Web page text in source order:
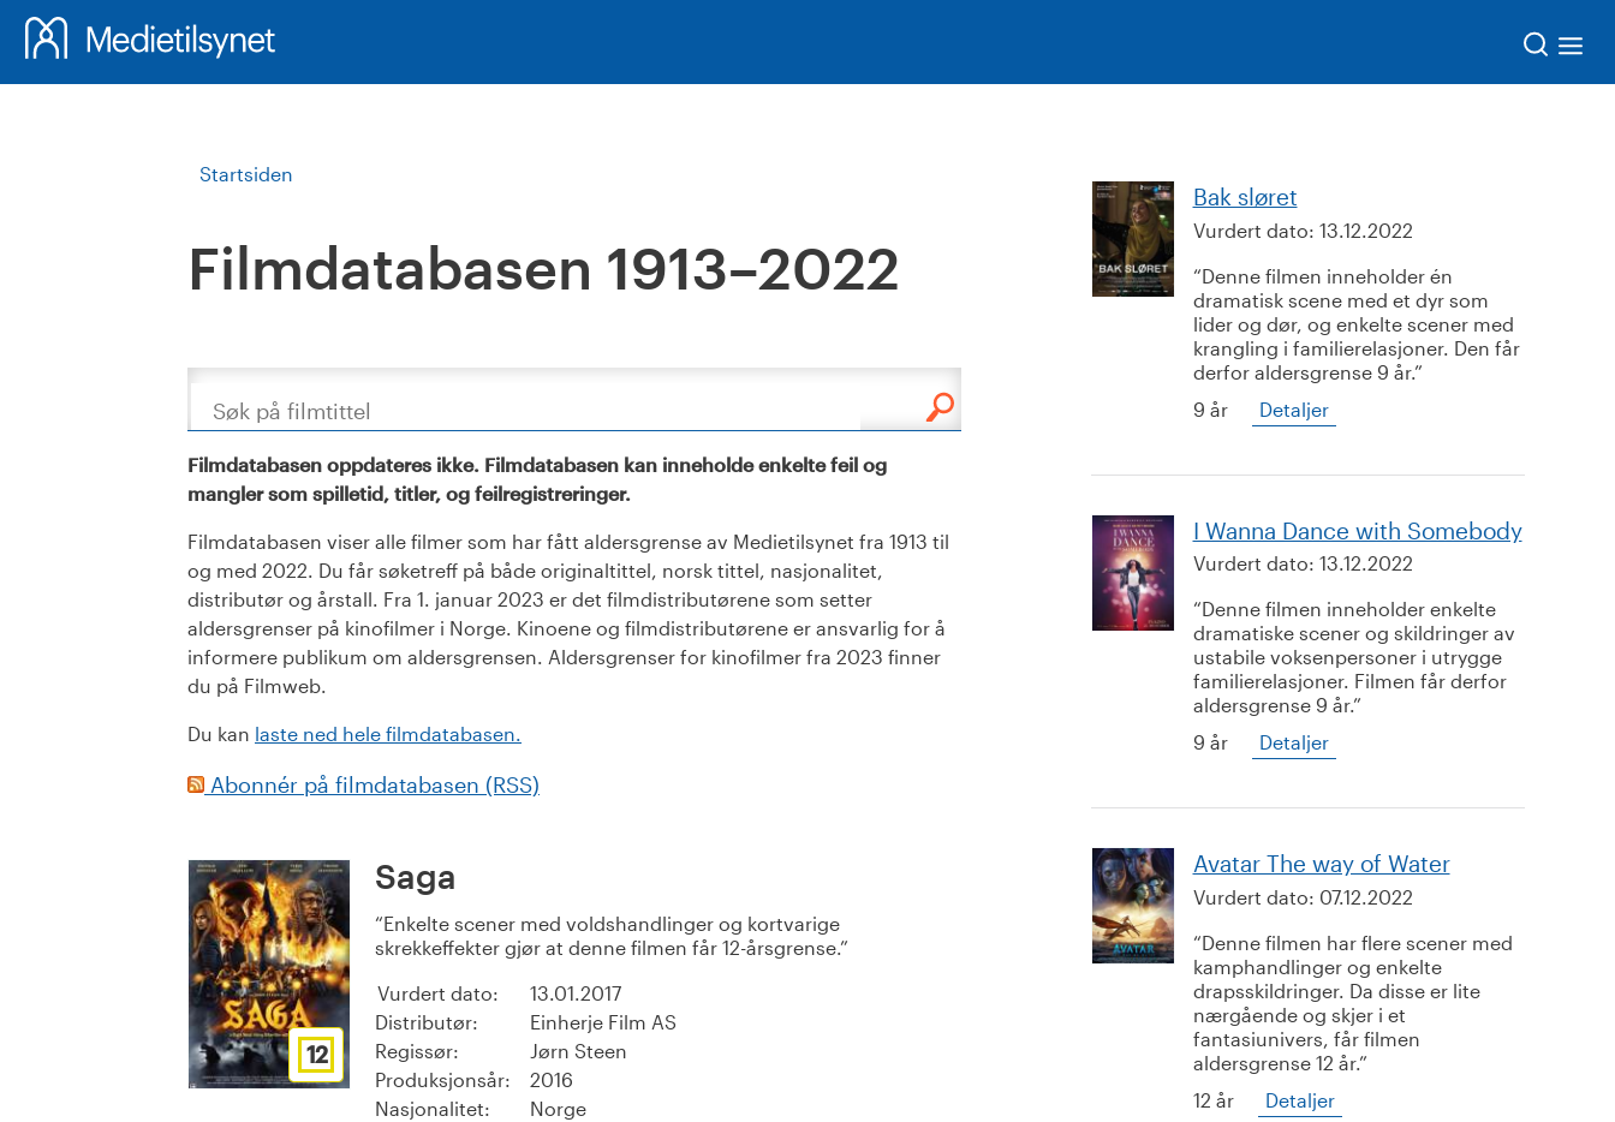
Startsiden
Filmdatabasen 1913–2022
Søk
Filmdatabasen oppdateres ikke. Filmdatabasen kan inneholde enkelte feil og
mangler som spilletid, titler, og feilregistreringer.
Filmdatabasen viser alle filmer som har fått aldersgrense av Medietilsynet fra 1913 til
og med 2022. Du får søketreff på både originaltittel, norsk tittel, nasjonalitet,
distributør og årstall. Fra 1. januar 2023 er det filmdistributørene som setter
aldersgrenser på kinofilmer i Norge. Kinoene og filmdistributørene er ansvarlig for å
informere publikum om aldersgrensen. Aldersgrenser for kinofilmer fra 2023 finner
du på Filmweb.
Du kan laste ned hele filmdatabasen.
Abonnér på filmdatabasen (RSS)
12
Saga
Enkelte scener med voldshandlinger og kortvarige
skrekkeffekter gjør at denne filmen får 12-årsgrense.
Vurdert dato:
13.01.2017
Distributør:
Einherje Film AS
Regissør:
Jørn Steen
Produksjonsår:
2016
Nasjonalitet:
Norge
Bak sløret
Vurdert dato: 13.12.2022
Denne filmen inneholder én
dramatisk scene med et dyr som
lider og dør, og enkelte scener med
krangling i familierelasjoner. Den får
derfor aldersgrense 9 år.
9 år
Detaljer
I Wanna Dance with Somebody
Vurdert dato: 13.12.2022
Denne filmen inneholder enkelte
dramatiske scener og skildringer av
ustabile voksenpersoner i utrygge
familierelasjoner. Filmen får derfor
aldersgrense 9 år.
9 år
Detaljer
Avatar The way of Water
Vurdert dato: 07.12.2022
Denne filmen har flere scener med
kamphandlinger og enkelte
drapsskildringer. Da disse er lite
nærgående og skjer i et
fantasiunivers, får filmen
aldersgrense 12 år.
12 år
Detaljer